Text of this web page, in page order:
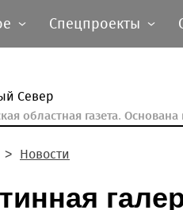
Спецпроекты
областная газета. Основана
Новости